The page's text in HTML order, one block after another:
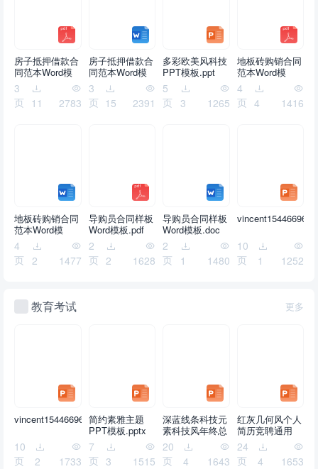
房子抵押借款合
同范本Word模
板.pdf
3
页 11 2783
房子抵押借款合
同范本Word模
板.doc
3
页 15 2391
多彩欧美风科技
PPT模板.ppt
5
页 3 1265
地板砖购销合同
范本Word模
板.pdf
4
页 4 1416
地板砖购销合同
范本Word模
板.doc
4
页 2 1477
导购员合同样板
Word模板.pdf
2
页 2 1628
导购员合同样板
Word模板.doc
2
页
1 1480
10
页
1 1252
更多
教育考试
vincent1544669629658869.ppt
10
页
2 1733
简约素雅主题
PPT模板.pptx
7
页 3 1515
深蓝线条科技元
素科技风年终总
结ppt模板.pptx
20
页
4 1643
红灰几何风个人
简历竞聘通用
ppt模板.pptx
24
页
4 1653